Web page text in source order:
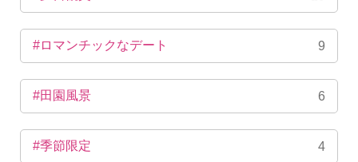
#ロマンチックなデート 9
#田園風景 6
#季節限定 4